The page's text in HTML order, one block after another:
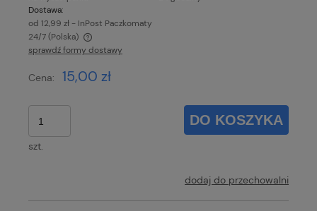
Dostawa:
od 12,99 zł - InPost Paczkomaty
24/7(Polska)
Cena nie zawiera ewentualnych kosztów płatności
sprawdź formy dostawy
Cena: 15,00 zł
szt.
DO KOSZYKA
dodaj do przechowalni